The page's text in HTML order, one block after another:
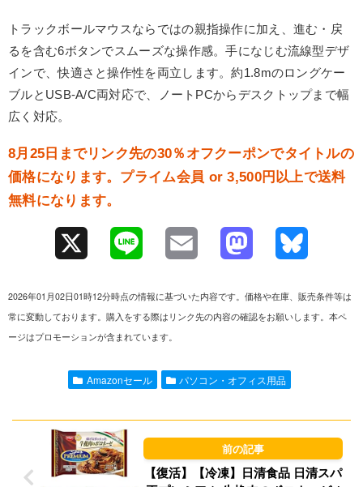
トラックボールマウスならではの親指操作に加え、進む・戻
るを含む6ボタンでスムーズな操作感。手になじむ流線型デザ
インで、快適さと操作性を両立します。約1.8mのロングケー
ブルとUSB-A/C両対応で、ノートPCからデスクトップまで幅
広く対応。
8月25日までリンク先の30％オフクーポンでタイトルの
価格になります。プライム会員 or 3,500円以上で送料
無料になります。
e
l o
o
n
y
2026年01月02日01時12分時点の情報に基づいた内容です。価格や在庫、販売条件等は
常に変動しております。購入をする際はリンク先の内容の確認をお願いします。本ペ
ージはプロモーションが含まれています。
Amazonセール パソコン・オフィス用品
【復活】【冷凍】日清食品 日清スパ